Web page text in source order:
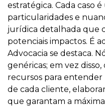
estratégica. Cada caso
particularidades e
jurídica detalhada que
potenciais impactos. É
Advocacia se destaca.
genéricas; em vez
recursos para
de cada cliente,
que garantam a